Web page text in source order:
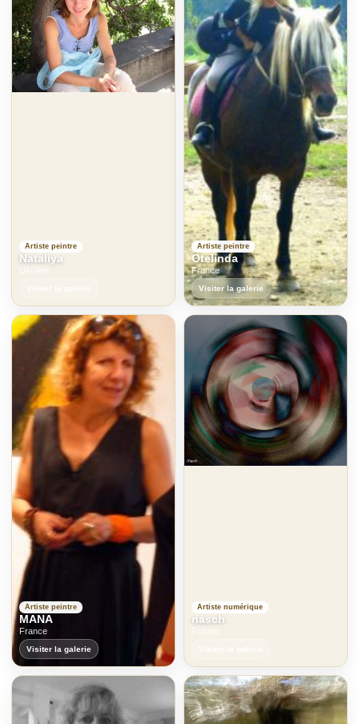
Artiste peintre
Nataliya
Artiste peintre
Otelinda
France
Visiter la galerie
Artiste peintre
MANA
France
Visiter la galerie
Artiste numérique
nasch